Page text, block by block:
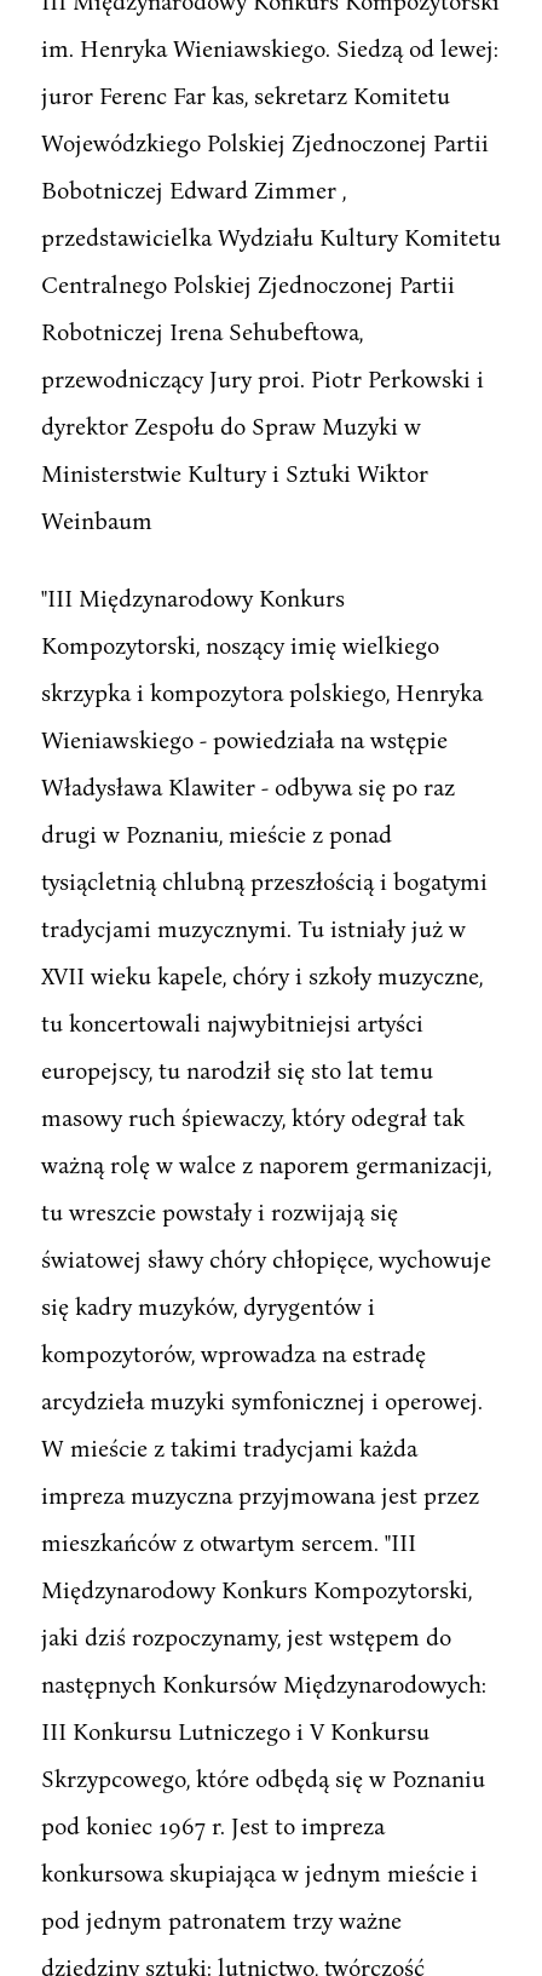
im. Henryka Wieniawskiego. Siedzą od lewej:
juror Ferenc Far kas, sekretarz Komitetu
Wojewódzkiego Polskiej Zjednoczonej Partii
Bobotniczej Edward Zimmer ,
przedstawicielka Wydziału Kultury Komitetu
Centralnego Polskiej Zjednoczonej Partii
Robotniczej Irena Sehubeftowa,
przewodniczący Jury proi. Piotr Perkowski i
dyrektor Zespołu do Spraw Muzyki w
Ministerstwie Kultury i Sztuki Wiktor
Weinbaum
"III Międzynarodowy Konkurs
Kompozytorski, noszący imię wielkiego
skrzypka i kompozytora polskiego, Henryka
Wieniawskiego - powiedziała na wstępie
Władysława Klawiter - odbywa się po raz
drugi w Poznaniu, mieście z ponad
tysiącletnią chlubną przeszłością i bogatymi
tradycjami muzycznymi. Tu istniały już w
XVII wieku kapele, chóry i szkoły muzyczne,
tu koncertowali najwybitniejsi artyści
europejscy, tu narodził się sto lat temu
masowy ruch śpiewaczy, który odegrał tak
ważną rolę w walce z naporem germanizacji,
tu wreszcie powstały i rozwijają się
światowej sławy chóry chłopięce, wychowuje
się kadry muzyków, dyrygentów i
kompozytorów, wprowadza na estradę
arcydzieła muzyki symfonicznej i operowej.
W mieście z takimi tradycjami każda
impreza muzyczna przyjmowana jest przez
mieszkańców z otwartym sercem. "III
Międzynarodowy Konkurs Kompozytorski,
jaki dziś rozpoczynamy, jest wstępem do
następnych Konkursów Międzynarodowych:
III Konkursu Lutniczego i V Konkursu
Skrzypcowego, które odbędą się w Poznaniu
pod koniec 1967 r. Jest to impreza
konkursowa skupiająca w jednym mieście i
pod jednym patronatem trzy ważne
dziedziny sztuki: lutnictwo, twórczość